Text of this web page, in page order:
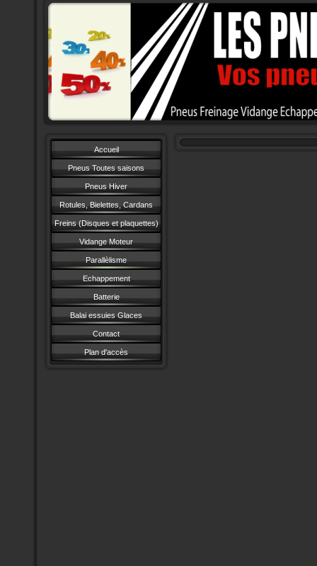
Accueil
Pneus Toutes saisons
Pneus Hiver
Rotules, Bielettes, Cardans
Freins (Disques et plaquettes)
Vidange Moteur
Parallèlisme
Echappement
Batterie
Balai essuies Glaces
Contact
Plan d'accès